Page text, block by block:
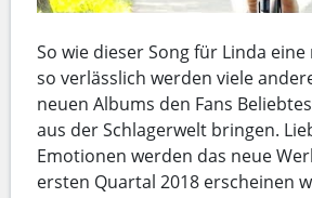
So wie dieser Song für Linda eine
so verlässlich werden viele
neuen Albums den Fans
aus der Schlagerwelt bringen.
Emotionen werden das neue
ersten Quartal 2018 erscheinen